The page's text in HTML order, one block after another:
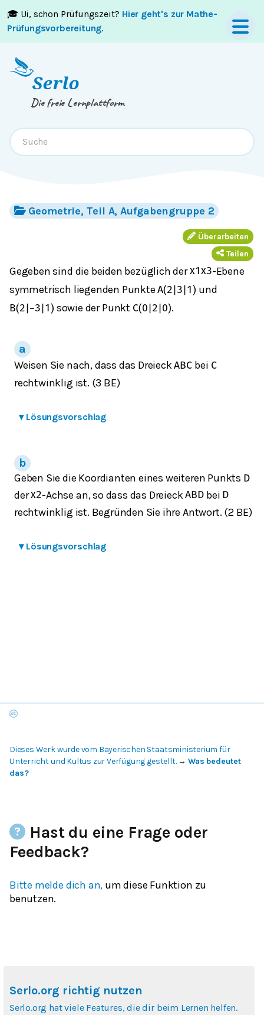
🎓 Ui, schon Prüfungszeit? Hier geht's zur Mathe-
Prüfungsvorbereitung.
Springe zumInhaltoderFooter
Die freie Lernplattform
Geometrie, Teil A, Aufgabengruppe 2
Überarbeiten
Teilen
Gegeben sind die beiden bezüglich derx1 x3-Ebene
symmetrisch liegenden PunkteA(2 |3 1 ) und
B(2 −3 1 ) sowie der Punkt C(0 2 0).
Weisen Sie nach, dass das DreieckABC bei C
rechtwinklig ist. (3 BE)
▾ Lösungsvorschlag
Geben Sie die Koordianten eines weiteren Punkts D
derx2-Achse an, so dass das DreieckAB D bei D
rechtwinklig ist. Begründen Sie ihre Antwort. (2 BE)
▾ Lösungsvorschlag
Dieses Werk wurde vom Bayerischen Staatsministerium für
Unterricht und Kultus zur Verfügung gestellt.→ Was bedeutet
das?
Hast du eine Frage oder
Feedback?
Bitte melde dich an, um diese Funktion zu
benutzen.
Serlo.org richtig nutzen
Serlo.org hat viele Features, die dir beim Lernen helfen.